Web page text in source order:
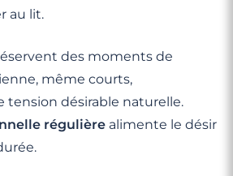
au lit.
des moments de
même courts,
désirable naturelle.
régulière alimente le désir